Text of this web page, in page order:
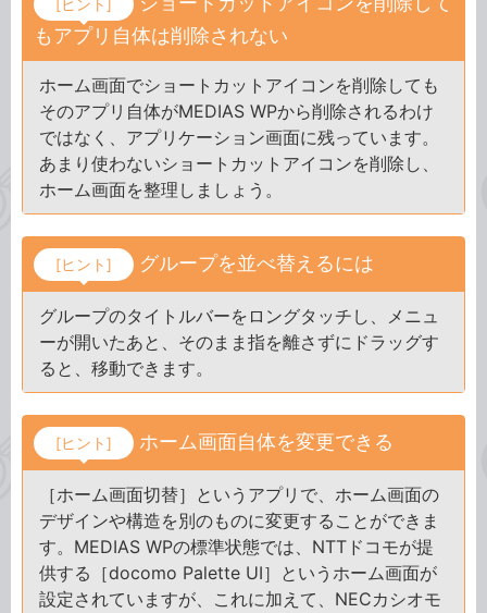
[ヒント]
もアプリ自体は削除されない
ホーム画面でショートカットアイコンを削除しても
そのアプリ自体がMEDIAS WPから削除されるわけ
ではなく、アプリケーション画面に残っています。
あまり使わないショートカットアイコンを削除し、
ホーム画面を整理しましょう。
[ヒント] グループを並べ替えるには
グループのタイトルバーをロングタッチし、メニュ
ーが開いたあと、そのまま指を離さずにドラッグす
ると、移動できます。
[ヒント] ホーム画面自体を変更できる
［ホーム画面切替］というアプリで、ホーム画面の
デザインや構造を別のものに変更することができま
す。MEDIAS WPの標準状態では、NTTドコモが提
供する［docomo Palette UI］というホーム画面が
設定されていますが、これに加えて、NECカシオモ